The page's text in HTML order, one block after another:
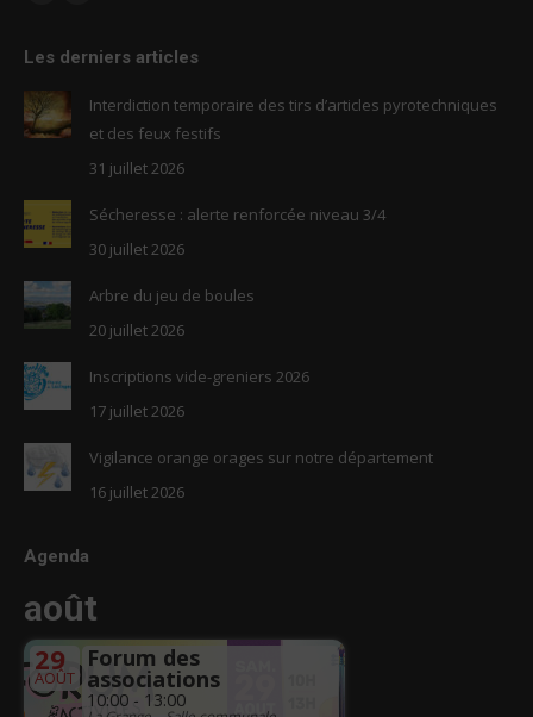
opens
in
new
opens
new
window
Les derniers articles
Interdiction temporaire des tirs d’articles pyrotechniques
et des feux festifs
31 juillet 2026
Sécheresse : alerte renforcée niveau 3/4
30 juillet 2026
Arbre du jeu de boules
20 juillet 2026
Inscriptions vide-greniers 2026
17 juillet 2026
Vigilance orange orages sur notre département
16 juillet 2026
Agenda
août
29
AOÛT
Forum des
associations
10:00 - 13:00